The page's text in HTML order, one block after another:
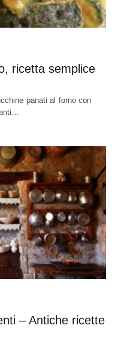
ricetta semplice
panati al forno con
– Antiche ricette